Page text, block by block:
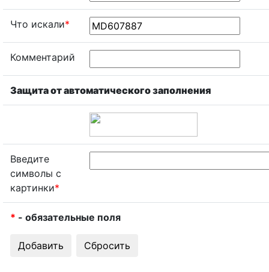
Что искали*
Комментарий
Защита от автоматического заполнения
Введите
символы с
картинки*
* - обязательные поля